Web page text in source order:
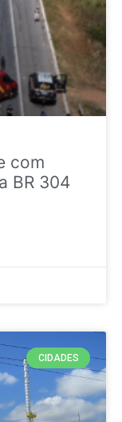
com
BR 304
CIDADES